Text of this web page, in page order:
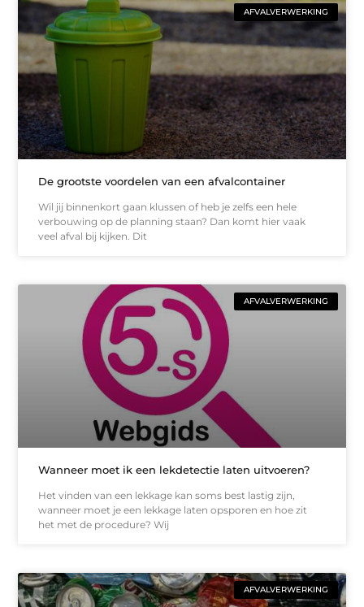
AFVALVERWERKING
De grootste voordelen van een afvalcontainer
Wil jij binnenkort gaan klussen of heb je zelfs een hele
verbouwing op de planning staan? Dan komt hier vaak
veel afval bij kijken. Dit
AFVALVERWERKING
Wanneer moet ik een lekdetectie laten uitvoeren?
Het vinden van een lekkage kan soms best lastig zijn,
wanneer moet je een lekkage laten opsporen en hoe zit
het met de procedure? Wij
AFVALVERWERKING